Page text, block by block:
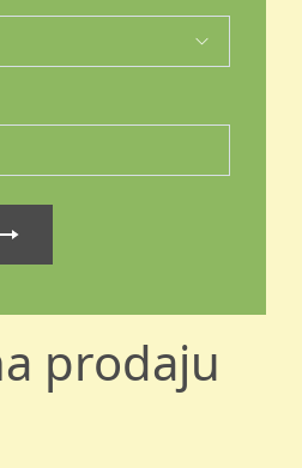
prodaju